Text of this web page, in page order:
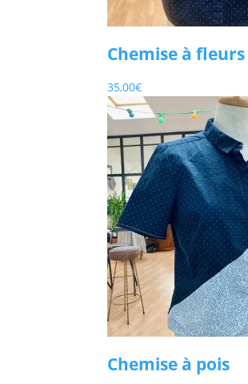
Chemise à fleurs
35,00€
Chemise à pois